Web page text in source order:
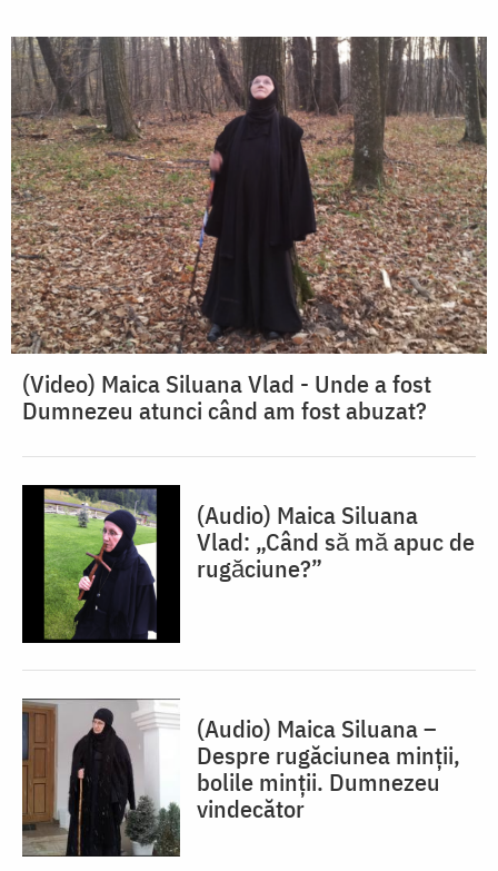
(Video) Maica Siluana Vlad - Unde a fost
Dumnezeu atunci când am fost abuzat?
(Audio) Maica Siluana
Vlad: „Când să mă apuc de
rugăciune?”
(Audio) Maica Siluana –
Despre rugăciunea minții,
bolile minții. Dumnezeu
vindecător